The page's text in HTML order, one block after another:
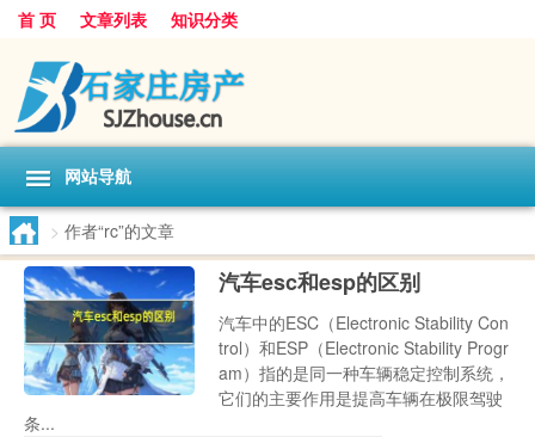
首 页 文章列表 知识分类
网站导航
> 作者“rc”的文章
汽车esc和esp的区别
汽车中的ESC（Electronic Stability Con
trol）和ESP（Electronic Stability Progr
am）指的是同一种车辆稳定控制系统，
它们的主要作用是提高车辆在极限驾驶
条...